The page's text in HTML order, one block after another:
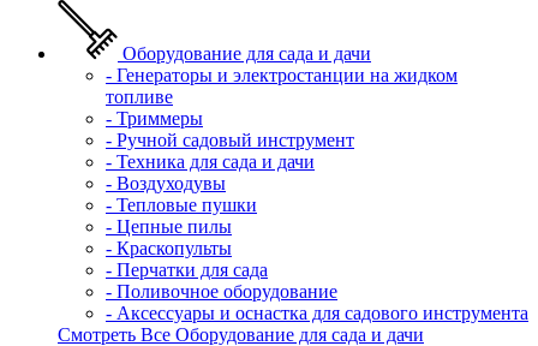
Оборудование для сада и дачи
- Генераторы и электростанции на жидком
топливе
- Триммеры
- Ручной садовый инструмент
- Техника для сада и дачи
- Воздуходувы
- Тепловые пушки
- Цепные пилы
- Краскопульты
- Перчатки для сада
- Поливочное оборудование
- Аксессуары и оснастка для садового инструмента
Смотреть Все Оборудование для сада и дачи